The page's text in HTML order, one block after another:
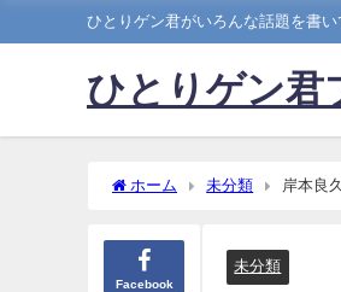
ひとりゲン君がいろんな話題を書い
ひとりゲン君
ホーム 未分類 岸本良
Facebook
未分類